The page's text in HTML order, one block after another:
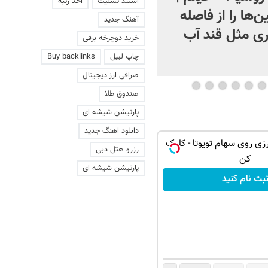
را از فاصله
مثل قند آب
فیلم
روی سهام تویوتا - کلیک
کن
ثبت نام کنید
آهنگ جدید
خرید دوچرخه برقی
چاپ لیبل
Buy backlinks
صرافی ارز دیجیتال
صندوق طلا
پارتیشن شیشه ای
دانلود اهنگ جدید
رزرو هتل دبی
پارتیشن شیشه ای